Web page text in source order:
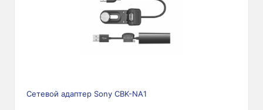
Сетевой адаптер Sony CBK-NA1